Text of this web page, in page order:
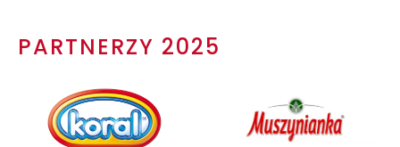
PARTNERZY 2025